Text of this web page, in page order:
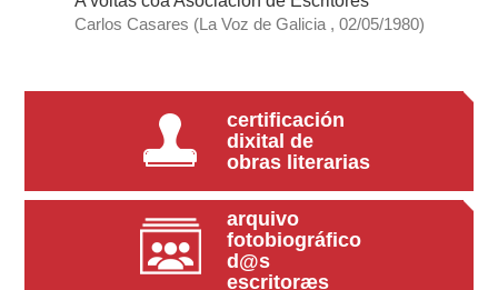
Carlos Casares (La Voz de Galicia , 02/05/1980)
certificación
dixital de
obras literarias
arquivo
fotobiográfico
d@s
escritoræs